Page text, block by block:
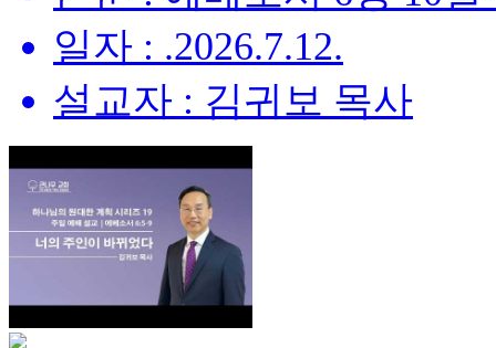
일자 : .2026.7.12.
설교자 : 김귀보 목사